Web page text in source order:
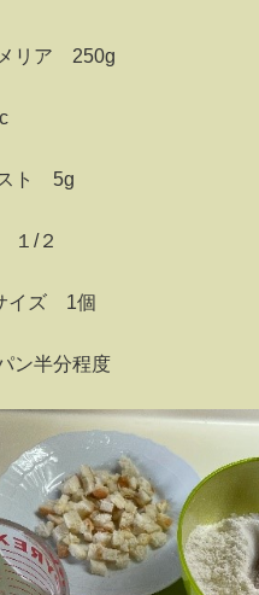
リア 250g
ト 5g
/２
ズ 1個
半分程度